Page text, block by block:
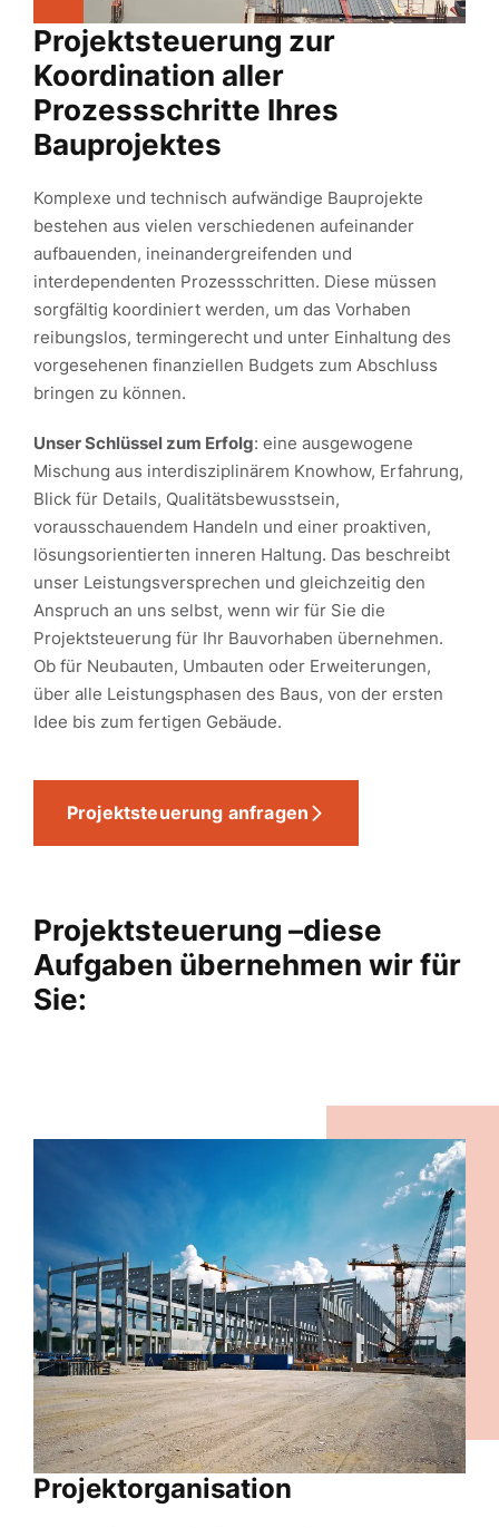
Projektsteuerung zur
Koordination aller
Prozessschritte Ihres
Bauprojektes
Komplexe und technisch aufwändige Bauprojekte
bestehen aus vielen verschiedenen aufeinander
aufbauenden, ineinandergreifenden und
interdependenten Prozessschritten. Diese müssen
sorgfältig koordiniert werden, um das Vorhaben
reibungslos, termingerecht und unter Einhaltung des
vorgesehenen finanziellen Budgets zum Abschluss
bringen zu können.
Unser Schlüssel zum Erfolg: eine ausgewogene
Mischung aus interdisziplinärem Knowhow, Erfahrung,
Blick für Details, Qualitätsbewusstsein,
vorausschauendem Handeln und einer proaktiven,
lösungsorientierten inneren Haltung. Das beschreibt
unser Leistungsversprechen und gleichzeitig den
Anspruch an uns selbst, wenn wir für Sie die
Projektsteuerung für Ihr Bauvorhaben übernehmen.
Ob für Neubauten, Umbauten oder Erweiterungen,
über alle Leistungsphasen des Baus, von der ersten
Idee bis zum fertigen Gebäude.
Projektsteuerung anfragen
Projektsteuerung –diese
Aufgaben übernehmen wir für
Sie:
Projektorganisation